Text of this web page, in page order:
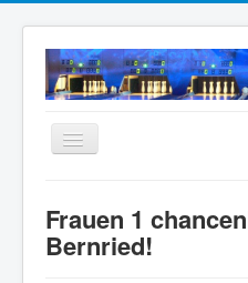
Navigation
an/aus
Neuigkeiten
Frauen 1
Bernried!